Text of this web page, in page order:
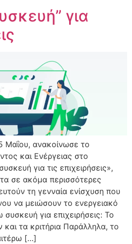
για
Μαΐου, ανακοίνωσε το
και Ενέργειας στο
για τις επιχειρήσεις»,
σε ακόμα περισσότερες
τη γενναία ενίσχυση που
να μειώσουν το ενεργειακό
για επιχειρήσεις: Το
τα κριτήρια Παράλληλα, το
[…]